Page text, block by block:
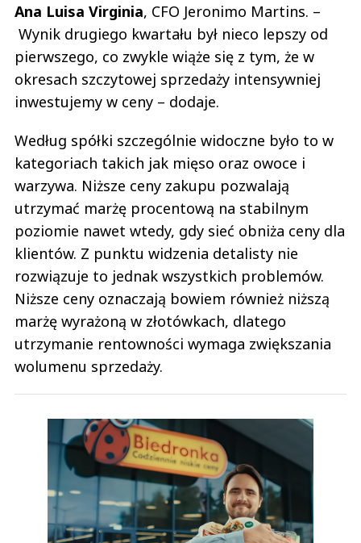
Ana Luisa Virginia, CFO Jeronimo Martins. –
Wynik drugiego kwartału był nieco lepszy od
pierwszego, co zwykle wiąże się z tym, że w
okresach szczytowej sprzedaży intensywniej
inwestujemy w ceny – dodaje.
Według spółki szczególnie widoczne było to w
kategoriach takich jak mięso oraz owoce i
warzywa. Niższe ceny zakupu pozwalają
utrzymać marżę procentową na stabilnym
poziomie nawet wtedy, gdy sieć obniża ceny dla
klientów. Z punktu widzenia detalisty nie
rozwiązuje to jednak wszystkich problemów.
Niższe ceny oznaczają bowiem również niższą
marżę wyrażoną w złotówkach, dlatego
utrzymanie rentowności wymaga zwiększania
wolumenu sprzedaży.